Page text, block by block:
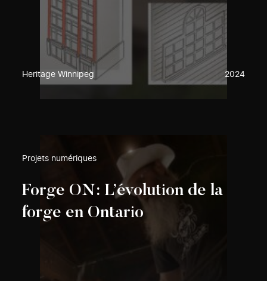
Heritage Winnipeg 2024
Projets numériques
Forge ON: L’évolution de la
forge en Ontario